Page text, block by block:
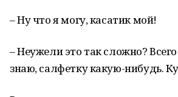
– Ну что я могу, касатик мой!
– Неужели это так сложно?
знаю, салфетку какую-нибудь.